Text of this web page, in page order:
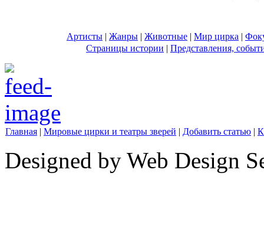
Артисты | Жанры | Животные | Мир цирка |
Страницы истории | Представления,
Главная | Мировые цирки и театры зверей | Добавить статью |
Designed by Web Design